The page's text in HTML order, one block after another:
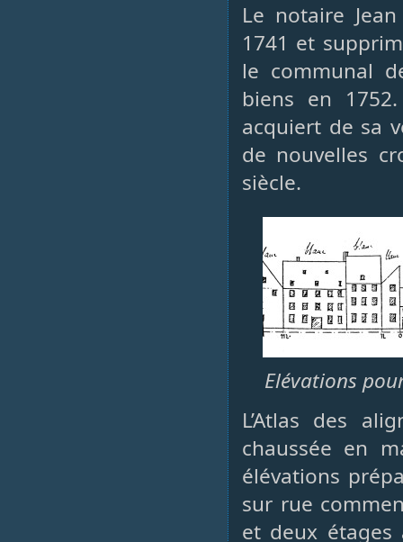
Le notaire
1741 et
le communal
biens en
acquiert de sa
de nouvelles
siècle.
Elévations
L’Atlas des
chaussée en
élévations
sur rue
et deux étages